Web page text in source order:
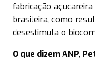
fabricação
brasileira, como
desestimula o
O que dizem ANP,